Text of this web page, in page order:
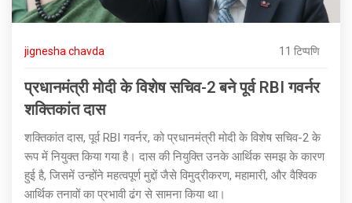
jignesha chavda 11 टिप्पणि
प्रधानमंत्री मोदी के विशेष सचिव-2 बने पूर्व RBI गवर्नर
शक्तिकांत दास
शक्तिकांत दास, पूर्व RBI गवर्नर, को प्रधानमंत्री मोदी के विशेष सचिव-2 के
रूप में नियुक्त किया गया है। दास की नियुक्ति उनके आर्थिक समझ के कारण
हुई है, जिसमें उन्होंने महत्वपूर्ण मुद्दों जैसे विमुद्रीकरण, महामारी, और वैश्विक
आर्थिक तनावों का प्रभावी ढंग से सामना किया था।